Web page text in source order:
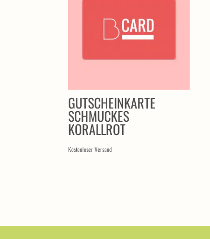
GUTSCHEINKARTE
SCHMUCKES
KORALLROT
Kostenloser Versand